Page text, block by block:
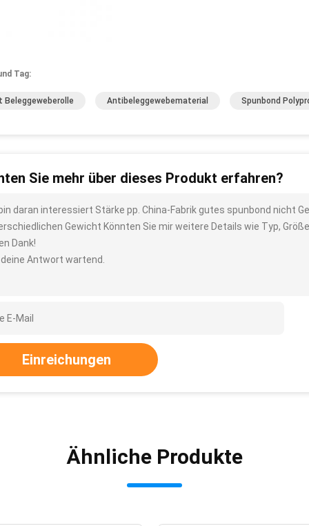
Tag:
Beleggeweberolle Antibeleggewebematerial Spunbond
Sie mehr über dieses Produkt erfahren?
daran interessiert Stärke pp. China-Fabrik gutes spunbond nicht
Gewicht Könnten Sie mir weitere Details wie Typ,
Dank!
Antwort wartend.
Einreichungen
Ähnliche Produkte